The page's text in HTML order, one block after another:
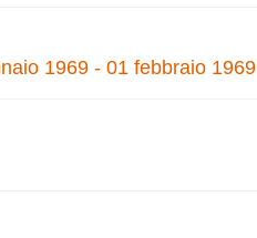
1969 - 01 febbraio 1969